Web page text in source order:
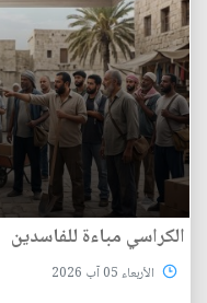
الكراسي مباءة للفاسدين
الأربعاء 05 آب 2026